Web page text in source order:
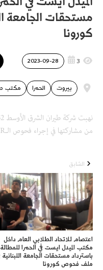
مستحقات الجامعة
كورونا
3
2023-09-28
الحمرا بيروت مكتب
من مشاركتها في إجراء فحوص الـPCR، خلال جائحة كورونا.
السّابق
اعتصام للاتحاد الطلابي العام داخل
مكتب الميدل ايست في الحمرا للمطالة
باسترداد مستحقات الجامعة اللبنانية
ملف فحوص كورونا